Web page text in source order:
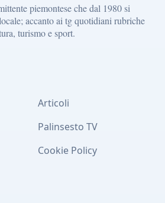
piemontese che dal 1980 si
accanto ai tg quotidiani rubriche
turismo e sport.
Articoli
Palinsesto TV
Cookie Policy